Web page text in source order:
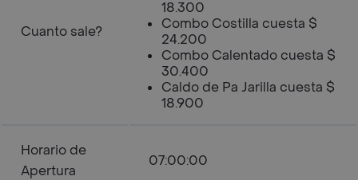
Cuanto sale?
18.300
Combo Costilla cuesta $
24.200
Combo Calentado cuesta $
30.400
Caldo de Pa Jarilla cuesta $
18.900
Horario de
Apertura
07:00:00